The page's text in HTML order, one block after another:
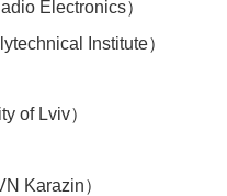
Electronics）
Institute）
of Lviv）
Karazin）